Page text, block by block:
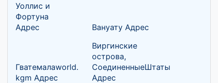
Уоллис и
Фортуна
Адрес
Вануату Адрес
Гватемалаworld.
kgm Адрес
Виргинские
острова,
СоединенныеШтаты
Адрес